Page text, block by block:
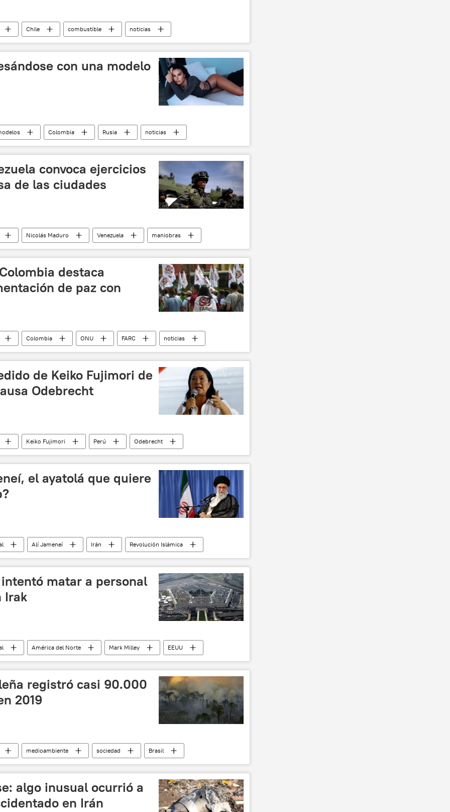
Chile combustible noticias
con una modelo
Colombia Rusia noticias
convoca ejercicios
de las ciudades
Nicolás Maduro Venezuela
maniobras
destaca
de paz con
Colombia ONU FARC noticias
de Keiko Fujimori de
Odebrecht
Keiko Fujimori Perú
Odebrecht
el ayatolá que quiere
Alí Jameneí Irán
Revolución Islámica
noticias
matar a personal
Irak
América del Norte Mark Milley
EEUU
Soleimani en un ataque de EEUU noticias
registró casi 90.000
2019
medioambiente sociedad
Brasil
noticias
algo inusual ocurrió a
en Irán